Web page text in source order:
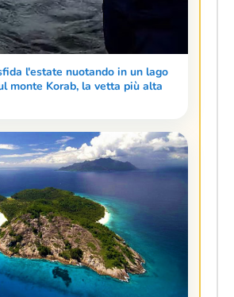
l'estate nuotando in un lago
monte Korab, la vetta più alta